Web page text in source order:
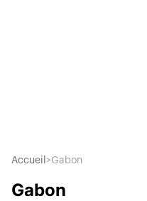
Accueil >Gabon
Gabon